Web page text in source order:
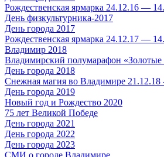
Рождественская ярмарка 24.12.16 —
День физкультурника-2017
День города 2017
Рождественская ярмарка 24.12.17 —
Владимир 2018
Владимирский полумарафон «Золотые
День города 2018
Снежная магия во Владимире 21.12.18
День города 2019
Новый год и Рождество 2020
75 лет Великой Победе
День города 2021
День города 2022
День города 2023
СМИ о городе Владимире